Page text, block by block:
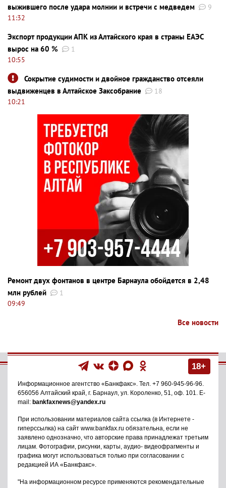
выжившего после удара молнии и встречи с медведем
9
11:32
Экспорт продукции АПК из Алтайского края в страны ЕАЭС
вырос на 60 %
1
10:55
Сокрытие судимости и двойное гражданство отсеяли
выдвиженцев в Алтайское Заксобрание
18
10:21
Ремонт двух фонтанов в центре Барнаула обойдется в 2,48
млн рублей
1
09:49
Все новости
18+
Информационное агентство «Банкфакс» . Тел. +7 960-945-96-96
656056 Алтайский край, г. Барнаул ул. Короленко, 51, оф. 101
. E-
mail: bankfaxnews@yandex.ru
При использовании материалов сайта ссылка (в Интернете -
гиперссылка) на сайт www.bankfax.ru обязательна, если не
заявлено однозначно, что авторские права принадлежат третьим
лицам. Фотографии, рисунки, карты, аудио- видеофрагменты и
графика могут использоваться только при согласовании с
редакцией ИА «Банкфакс».
"На информационном ресурсе применяются рекомендательные